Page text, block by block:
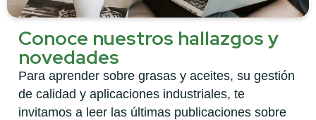
Conoce nuestros hallazgos y
novedades
Para aprender sobre grasas y aceites, su gestión
de calidad y aplicaciones industriales, te
invitamos a leer las últimas publicaciones sobre